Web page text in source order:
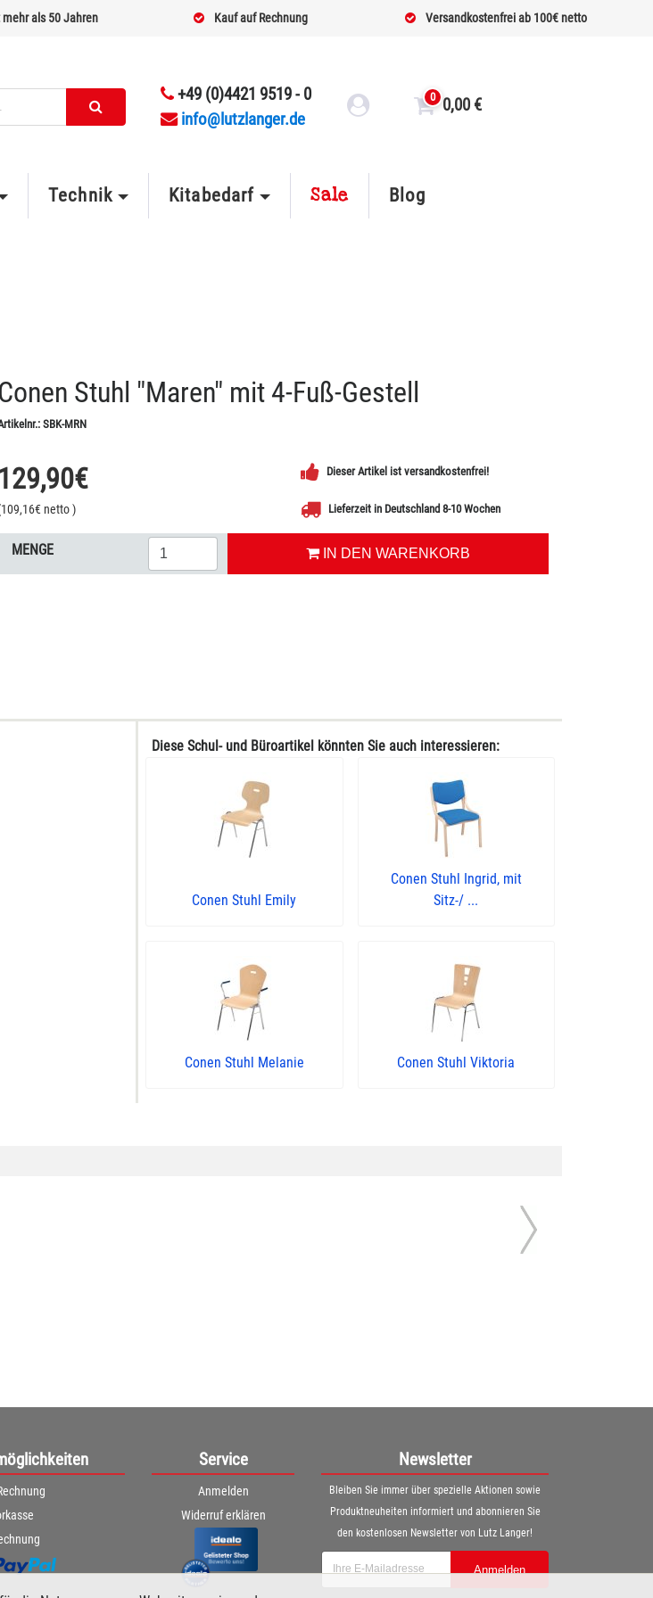
mehr als 50 Jahren Kauf auf Rechnung Versandkostenfrei ab 100€ netto
+49 (0)4421 9519 - 0
info@lutzlanger.de
0 0,00 €
Technik Kitabedarf Sale Blog
Conen Stuhl "Maren" mit 4-Fuß-Gestell
SBK-MRN
129,90€
109,16€ netto)
Dieser Artikel ist versandkostenfrei!
Lieferzeit in Deutschland 8-10 Wochen
MENGE IN DEN WARENKORB
Diese Schul- und Büroartikel könnten Sie auch interessieren:
Conen Stuhl Emily
Conen Stuhl Ingrid, mit
Sitz-/ ...
Conen Stuhl Melanie Conen Stuhl Viktoria
Service
Anmelden
Widerruf erklären
Newsletter
Bleiben Sie immer über spezielle Aktionen sowie
Produktneuheiten informiert und abonnieren Sie
den kostenlosen Newsletter von Lutz Langer!
Anmelden